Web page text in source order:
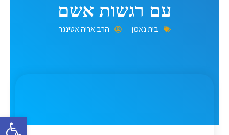
עם רגשות אשם
בית נאמן הרב אריה אטינגר
פתח